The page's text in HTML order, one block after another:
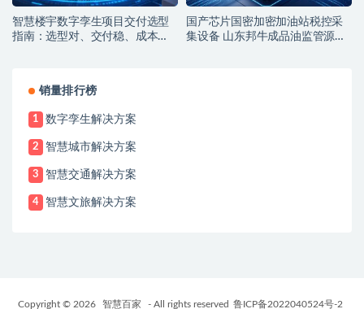
智慧楼宇数字孪生项目交付选型
指南：选型对、交付稳、成本
国产芯片国密加密加油站税控采
集设备 山东邦牛成品油监管源头
销量排行榜
1 数字孪生解决方案
2 智慧城市解决方案
3 智慧交通解决方案
4 智慧文旅解决方案
Copyright © 2026 智慧百家 - All rights reserved 鲁ICP备2022040524号-2